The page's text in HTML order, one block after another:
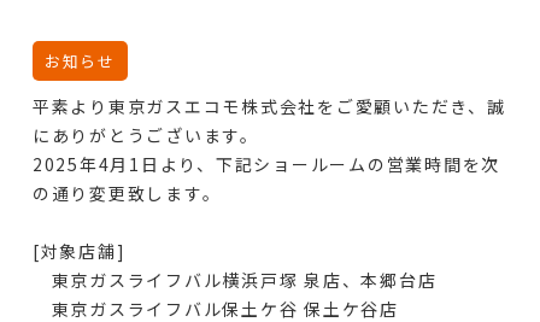
お知らせ
平素より東京ガスエコモ株式会社をご愛顧いただき、誠
にありがとうございます。
2025年4月1日より、下記ショールームの営業時間を次
の通り変更致します。
[対象店舗]
東京ガスライフバル横浜戸塚 泉店、本郷台店
東京ガスライフバル保土ケ谷 保土ケ谷店